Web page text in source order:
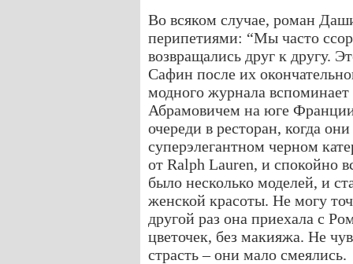
Во всяком случае, роман
перипетиями: “Мы часто
возвращались друг к другу.
Сафин после их
модного журнала
Абрамовичем на юге
очереди в ресторан, когда
суперэлегантном черном
от Ralph Lauren, и спокойно
было несколько моделей, и
женской красоты. Не могу
другой раз она приехала с
цветочек, без макияжа. Не
страсть – они мало смеялись.